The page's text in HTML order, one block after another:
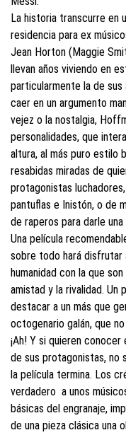
La historia transcurre en
residencia para ex
Jean Horton (Maggie
llevan años viviendo en
particularmente la de
caer en un argumento
vejez o la nostalgia,
personalidades, que
altura, al más puro estilo
resabidas miradas de
protagonistas
pantuflas e Inistón, o de
de raperos para darle
Una película
sobre todo hará disfrutar
humanidad con la que
amistad y la rivalidad.
destacar a un más que
octogenario galán, que
¡Ah! Y si quieren
de sus protagonistas, no
la película termina. Los
verdadero a unos
básicas del engranaje,
de una pieza clásica una